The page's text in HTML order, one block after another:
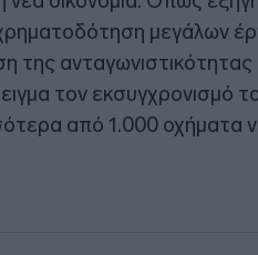
μεγάλων
της
τον εκσυγχρονισμό
από 1.000 οχήματα